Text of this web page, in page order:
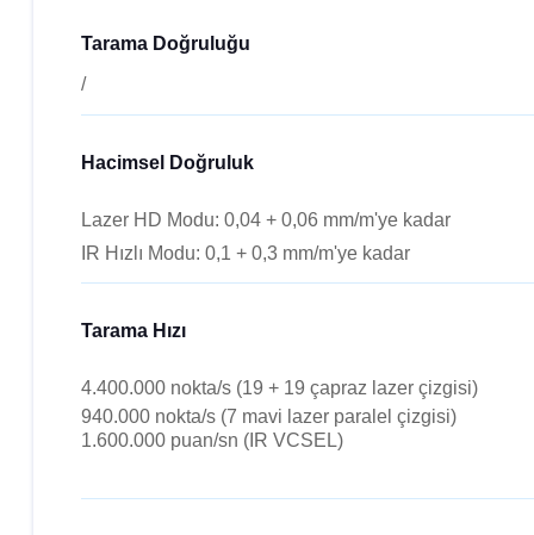
Tarama Doğruluğu
/
Hacimsel Doğruluk
Lazer HD Modu: 0,04 + 0,06 mm/m'ye kadar
IR Hızlı Modu: 0,1 + 0,3 mm/m'ye kadar
Tarama Hızı
4.400.000 nokta/s (19 + 19 çapraz lazer çizgisi)
940.000 nokta/s (7 mavi lazer paralel çizgisi)
1.600.000 puan/sn (IR VCSEL)